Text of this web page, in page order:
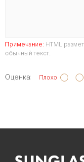
Примечание: HTML
обычный текст.
Оценка: Плохо